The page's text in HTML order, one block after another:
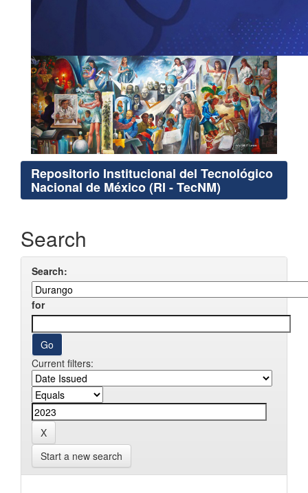
Repositorio Institucional del Tecnológico
Nacional de México (RI - TecNM)
Search
Search:
for
Current filters:
Start a new search